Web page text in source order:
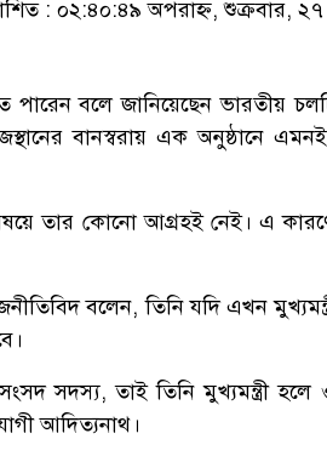
: ০২:৪০:৪৯ অপরাহ্ন, শুক্রবার,
বলে জানিয়েছেন ভারতীয়
বানস্বরায় এক অনুষ্ঠানে
তার কোনো আগ্রহই নেই। এ কারণে
বলেন, তিনি যদি এখন
সদস্য, তাই তিনি মুখ্যমন্ত্রী হলে
আদিত্যনাথ।